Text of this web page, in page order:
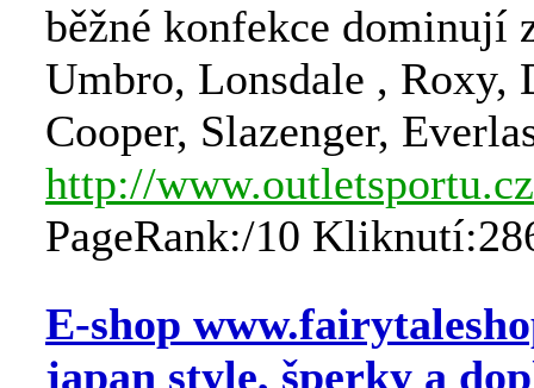
běžné konfekce dominují
Umbro, Lonsdale , Roxy,
Cooper, Slazenger,
http://
PageRank:/10
E-shop
japan style, šperky a